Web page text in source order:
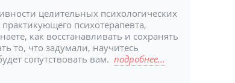
целительных психологических
психотерапевта,
как восстанавливать и сохранять
то, что задумали, научитесь
сопутствовать вам.подробнее...